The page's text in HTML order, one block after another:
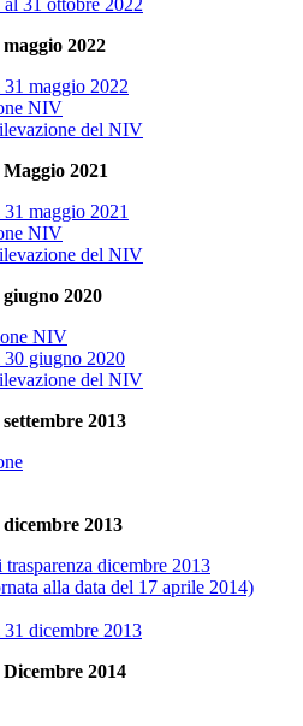
2022
maggio 2022
NIV
del NIV
2021
maggio 2021
NIV
del NIV
2020
NIV
giugno 2020
del NIV
2013
2013
dicembre 2013
alla data del 17 aprile 2014)
dicembre 2013
2014